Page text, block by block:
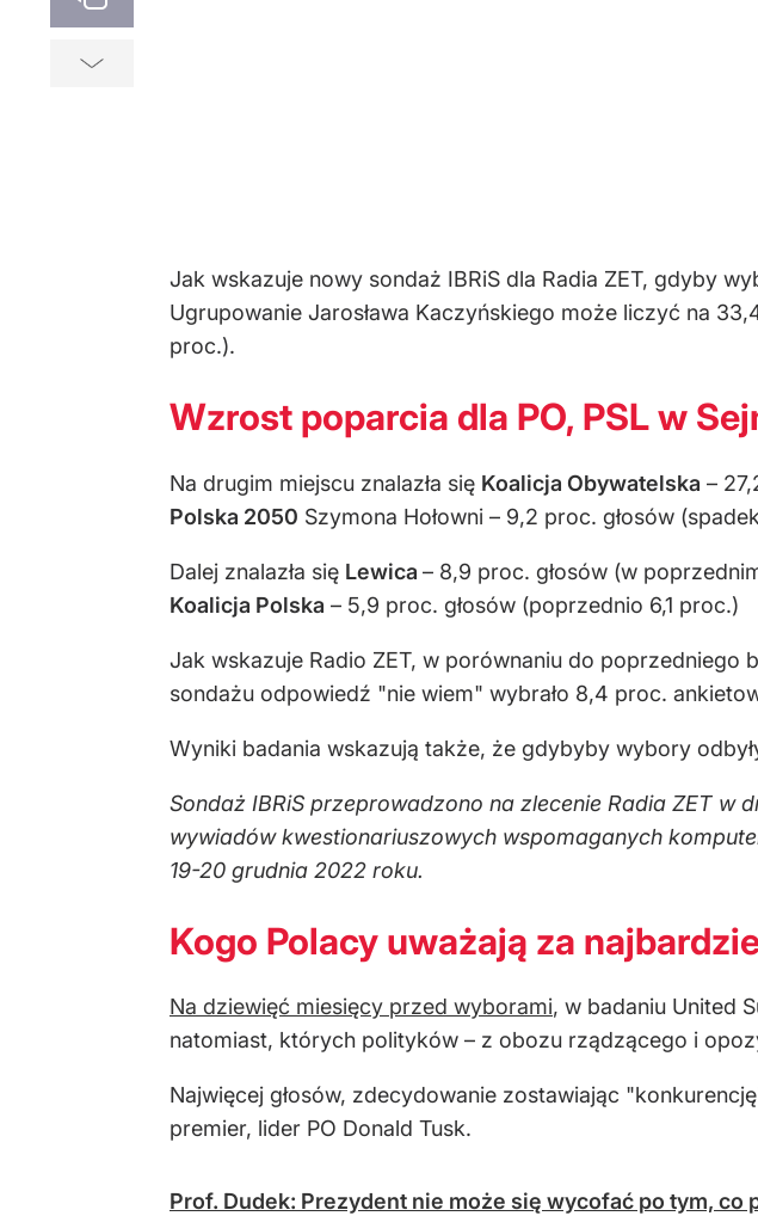
Jak wskazuje nowy sondaż IBRiS dla Radia ZET, gdyby
Ugrupowanie Jarosława Kaczyńskiego może liczyć na
proc.).
Wzrost poparcia dla PO, PSL w
Na drugim miejscu znalazła się Koalicja Obywatelska –
Polska 2050 Szymona Hołowni – 9,2 proc. głosów
Dalej znalazła się Lewica – 8,9 proc. głosów (w
Koalicja Polska – 5,9 proc. głosów (poprzednio 6,1 proc.)
Jak wskazuje Radio ZET, w porównaniu do poprzedniego
sondażu odpowiedź "nie wiem" wybrało 8,4 proc.
Wyniki badania wskazują także, że gdybyby wybory
Sondaż IBRiS przeprowadzono na zlecenie Radia ZET
wywiadów kwestionariuszowych wspomaganych
19-20 grudnia 2022 roku.
Kogo Polacy uważają za
Na dziewięć miesięcy przed wyborami, w badaniu United
natomiast, których polityków – z obozu rządzącego i
Najwięcej głosów, zdecydowanie zostawiając
premier, lider PO Donald Tusk.
Prof. Dudek: Prezydent nie może się wycofać po tym, co